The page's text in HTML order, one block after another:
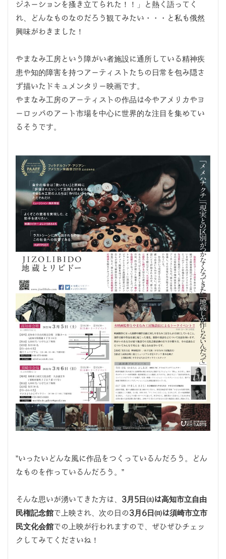
ジネーションを搔き立てられた！！」と熱く語ってく
れ、どんなものなのだろう観てみたい・・・と私も俄然
興味がわきました！
やまなみ工房という障がい者施設に通所している精神疾
患や知的障害を持つアーティストたちの日常を包み隠さ
ず描いたドキュメンタリー映画です。
やまなみ工房のアーティストの作品は今やアメリカやヨ
ーロッパのアート市場を中心に世界的な注目を集めてい
るそうです。
”いったいどんな風に作品をつくっているんだろう。どん
なものを作っているんだろう。”
そんな思いが湧いてきた方は、 3月5日㈯は高知市立自由
民権記念館で上映され、次の日の3月6日㈰は須崎市立市
民文化会館での上映が行われますので、ぜひぜひチェッ
クしてみてくださいね！